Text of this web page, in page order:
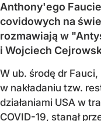
Anthony'ego
covidowych na
rozmawiają w
i Wojciech
W ub. środę dr
w nakładaniu tzw.
działaniami USA w
COVID-19, stanął